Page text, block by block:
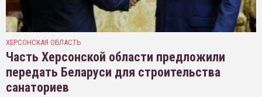
ХЕРСОНСКАЯ ОБЛАСТЬ
Часть Херсонской области предложили
передать Беларуси для строительства
санаториев